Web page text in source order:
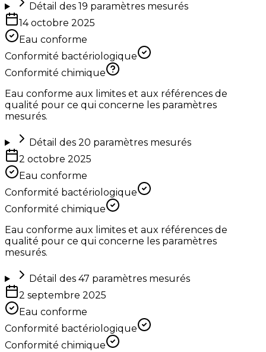
Détail des 19 paramètres mesurés
14 octobre 2025
Eau conforme
Conformité bactériologique
Conformité chimique
Eau conforme aux limites et aux références de
qualité pour ce qui concerne les paramètres
mesurés.
Détail des 20 paramètres mesurés
2 octobre 2025
Eau conforme
Conformité bactériologique
Conformité chimique
Eau conforme aux limites et aux références de
qualité pour ce qui concerne les paramètres
mesurés.
Détail des 47 paramètres mesurés
2 septembre 2025
Eau conforme
Conformité bactériologique
Conformité chimique